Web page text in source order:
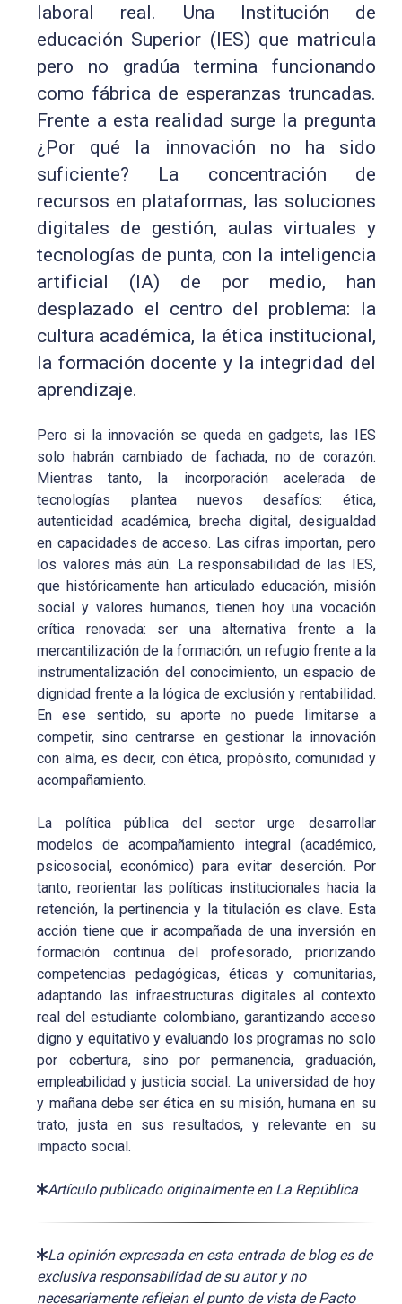
laboral real. Una Institución de
educación Superior (IES) que matricula
pero no gradúa termina funcionando
como fábrica de esperanzas truncadas.
Frente a esta realidad surge la pregunta
¿Por qué la innovación no ha sido
suficiente? La concentración de
recursos en plataformas, las soluciones
digitales de gestión, aulas virtuales y
tecnologías de punta, con la inteligencia
artificial (IA) de por medio, han
desplazado el centro del problema: la
cultura académica, la ética institucional,
la formación docente y la integridad del
aprendizaje.
Pero si la innovación se queda en gadgets, las IES
solo habrán cambiado de fachada, no de corazón.
Mientras tanto, la incorporación acelerada de
tecnologías plantea nuevos desafíos: ética,
autenticidad académica, brecha digital, desigualdad
en capacidades de acceso. Las cifras importan, pero
los valores más aún. La responsabilidad de las IES,
que históricamente han articulado educación, misión
social y valores humanos, tienen hoy una vocación
crítica renovada: ser una alternativa frente a la
mercantilización de la formación, un refugio frente a la
instrumentalización del conocimiento, un espacio de
dignidad frente a la lógica de exclusión y rentabilidad.
En ese sentido, su aporte no puede limitarse a
competir, sino centrarse en gestionar la innovación
con alma, es decir, con ética, propósito, comunidad y
acompañamiento.
La política pública del sector urge desarrollar
modelos de acompañamiento integral (académico,
psicosocial, económico) para evitar deserción. Por
tanto, reorientar las políticas institucionales hacia la
retención, la pertinencia y la titulación es clave. Esta
acción tiene que ir acompañada de una inversión en
formación continua del profesorado, priorizando
competencias pedagógicas, éticas y comunitarias,
adaptando las infraestructuras digitales al contexto
real del estudiante colombiano, garantizando acceso
digno y equitativo y evaluando los programas no solo
por cobertura, sino por permanencia, graduación,
empleabilidad y justicia social. La universidad de hoy
y mañana debe ser ética en su misión, humana en su
trato, justa en sus resultados, y relevante en su
impacto social.
Artículo publicado originalmente en La República
La opinión expresada en esta entrada de blog es de
exclusiva responsabilidad de su autor y no
necesariamente reflejan el punto de vista de Pacto